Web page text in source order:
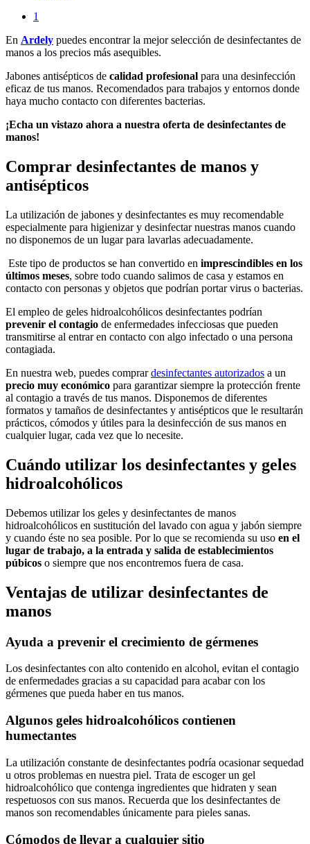
1
En Ardely puedes encontrar la mejor selección de desinfectantes de
manos a los precios más asequibles.
Jabones antisépticos de calidad profesional para una desinfección
eficaz de tus manos. Recomendados para trabajos y entornos donde
haya mucho contacto con diferentes bacterias.
¡Echa un vistazo ahora a nuestra oferta de desinfectantes de
manos!
Comprar desinfectantes de manos y
antisépticos
La utilización de jabones y desinfectantes es muy recomendable
especialmente para higienizar y desinfectar nuestras manos cuando
no disponemos de un lugar para lavarlas adecuadamente.
Este tipo de productos se han convertido en imprescindibles en los
últimos meses, sobre todo cuando salimos de casa y estamos en
contacto con personas y objetos que podrían portar virus o bacterias.
El empleo de geles hidroalcohólicos desinfectantes podrían
prevenir el contagio de enfermedades infecciosas que pueden
transmitirse al entrar en contacto con algo infectado o una persona
contagiada.
En nuestra web, puedes comprardesinfectantes autorizados a un
precio muy económico para garantizar siempre la protección frente
al contagio a través de tus manos. Disponemos de diferentes
formatos y tamaños de desinfectantes y antisépticos que le resultarán
prácticos, cómodos y útiles para la desinfección de sus manos en
cualquier lugar, cada vez que lo necesite.
Cuándo utilizar los desinfectantes y geles
hidroalcohólicos
Debemos utilizar los geles y desinfectantes de manos
hidroalcohólicos en sustitución del lavado con agua y jabón siempre
y cuando éste no sea posible. Por lo que se recomienda su uso en el
lugar de trabajo, a la entrada y salida de establecimientos
púbicos o siempre que nos encontremos fuera de casa.
Ventajas de utilizar desinfectantes de
manos
Ayuda a prevenir el crecimiento de gérmenes
Los desinfectantes con alto contenido en alcohol, evitan el contagio
de enfermedades gracias a su capacidad para acabar con los
gérmenes que pueda haber en tus manos.
Algunos geles hidroalcohólicos contienen
humectantes
La utilización constante de desinfectantes podría ocasionar sequedad
u otros problemas en nuestra piel. Trata de escoger un gel
hidroalcohólico que contenga ingredientes que hidraten y sean
respetuosos con sus manos. Recuerda que los desinfectantes de
manos son recomendables únicamente para pieles sanas.
Cómodos de llevar a cualquier sitio